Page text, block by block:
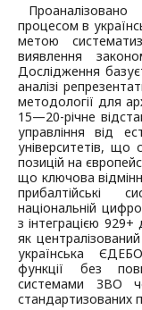
процесом в
метою
виявлення
Дослідження
аналізі
методології для
15—20-річне
управління від
університетів, що
позицій на
що ключова
прибалтійські
національній
з інтеграцією
як
українська
функції без
системами ЗВО
стандартизованих